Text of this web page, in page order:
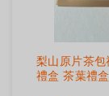
梨山原片茶
禮盒 茶葉禮